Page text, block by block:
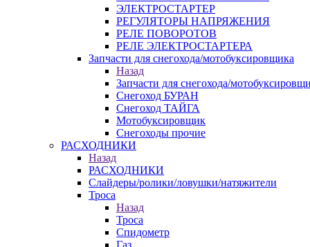
ЭЛЕКТРОСТАРТЕР
РЕГУЛЯТОРЫ НАПРЯЖЕНИЯ
РЕЛЕ ПОВОРОТОВ
РЕЛЕ ЭЛЕКТРОСТАРТЕРА
Запчасти для снегохода/мотобуксировщика
Назад
Запчасти для снегохода/
Снегоход БУРАН
Снегоход ТАЙГА
Мотобуксировщик
Снегоходы прочие
РАСХОДНИКИ
Назад
РАСХОДНИКИ
Слайдеры/ролики/ловушки/натяжители
Троса
Назад
Троса
Спидометр
Газ